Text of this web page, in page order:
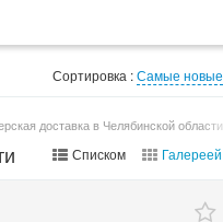
Сортировка :Самые новые
доставка в Челябинской области
Списком Галереей